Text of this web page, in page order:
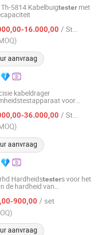
5814 Kabelbuigtester met
16.000,00 / Stuk
aanvraag
Co., Ltd.
2016
kabeldrager
voor
36.000,00 / Stuk
aanvraag
Co., Ltd.
2016
Hardheidstesters voor het
de hardheid van
900,00 / set
aanvraag
CO., LTD.
2020